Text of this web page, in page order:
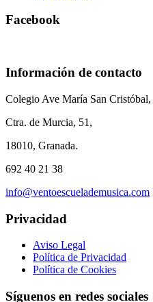
Facebook
Información de contacto
Colegio Ave María San Cristóbal,
Ctra. de Murcia, 51,
18010, Granada.
692 40 21 38
info@ventoescuelademusica.com
Privacidad
Aviso Legal
Política de Privacidad
Política de Cookies
Síguenos en redes sociales